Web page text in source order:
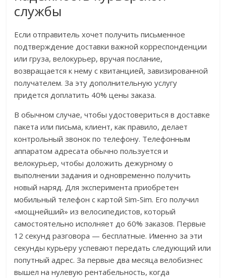
службы
Если отправитель хочет получить письменное
подтверждение доставки важной корреспонденции
или груза, велокурьер, вручая послание,
возвращается к нему с квитанцией, завизированной
получателем. За эту дополнительную услугу
придется доплатить 40% цены заказа.
В обычном случае, чтобы удостовериться в доставке
пакета или письма, клиент, как правило, делает
контрольный звонок по телефону. Телефонным
аппаратом адресата обычно пользуется и
велокурьер, чтобы доложить дежурному о
выполнении задания и одновременно получить
новый наряд. Для эксперимента приобретен
мобильный телефон с картой Sim-Sim. Его получил
«мощнейший» из велосипедистов, который
самостоятельно исполняет до 60% заказов. Первые
12 секунд разговора — бесплатные. Именно за эти
секунды курьеру успевают передать следующий или
попутный адрес. За первые два месяца велобизнес
вышел на нулевую рентабельность, когда